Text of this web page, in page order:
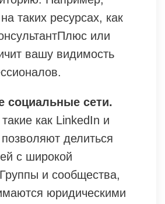
таких ресурсах, как
или
вашу видимость
социальные сети.
как LinkedIn и
делиться
с широкой
и сообщества,
юридическими